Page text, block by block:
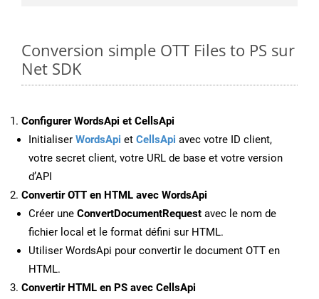
Conversion simple OTT Files to PS sur
Net SDK
Configurer WordsApi et CellsApi
Initialiser WordsApi et CellsApi avec votre ID client,
votre secret client, votre URL de base et votre version
d’API
Convertir OTT en HTML avec WordsApi
Créer une ConvertDocumentRequest avec le nom de
fichier local et le format défini sur HTML.
Utiliser WordsApi pour convertir le document OTT en
HTML.
Convertir HTML en PS avec CellsApi